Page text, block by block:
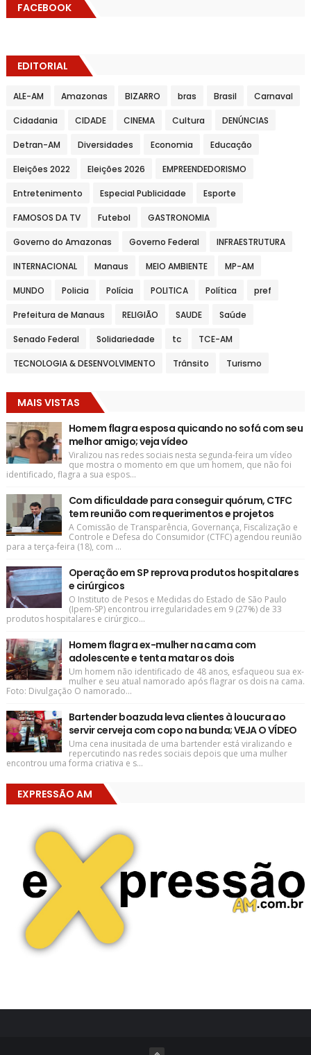
FACEBOOK
EDITORIAL
ALE-AM Amazonas BIZARRO bras Brasil Carnaval
Cidadania CIDADE CINEMA Cultura DENÚNCIAS
Detran-AM Diversidades Economia Educação
Eleições 2022 Eleições 2026 EMPREENDEDORISMO
Entretenimento Especial Publicidade Esporte
FAMOSOS DA TV Futebol GASTRONOMIA
Governo do Amazonas Governo Federal INFRAESTRUTURA
INTERNACIONAL Manaus MEIO AMBIENTE MP-AM
MUNDO Policia Polícia POLITICA Política pref
Prefeitura de Manaus RELIGIÃO SAUDE Saúde
Senado Federal Solidariedade tc TCE-AM
TECNOLOGIA & DESENVOLVIMENTO Trânsito Turismo
MAIS VISTAS
Homem flagra esposa quicando no sofá com seu
melhor amigo; veja vídeo
Viralizou nas redes sociais nesta segunda-feira um vídeo
que mostra o momento em que um homem, que não foi
identificado, flagra a sua espos...
Com dificuldade para conseguir quórum, CTFC
tem reunião com requerimentos e projetos
A Comissão de Transparência, Governança, Fiscalização e
Controle e Defesa do Consumidor (CTFC) agendou reunião
para a terça-feira (18), com ...
Operação em SP reprova produtos hospitalares
e cirúrgicos
O Instituto de Pesos e Medidas do Estado de São Paulo
(Ipem-SP) encontrou irregularidades em 9 (27%) de 33
produtos hospitalares e cirúrgico...
Homem flagra ex-mulher na cama com
adolescente e tenta matar os dois
Um homem não identificado de 48 anos, esfaqueou sua ex-
mulher e seu atual namorado após flagrar os dois na cama.
Foto: Divulgação O namorado...
Bartender boazuda leva clientes à loucura ao
servir cerveja com copo na bunda; VEJA O VÍDEO
Uma cena inusitada de uma bartender está viralizando e
repercutindo nas redes sociais depois que uma mulher
encontrou uma forma criativa e s...
EXPRESSÃO AM